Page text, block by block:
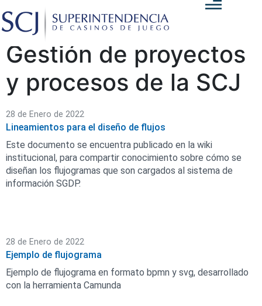
Gestión de proyectos
y procesos de la SCJ
28 de Enero de 2022
Lineamientos para el diseño de flujos
Este documento se encuentra publicado en la wiki
institucional, para compartir conocimiento sobre cómo se
diseñan los flujogramas que son cargados al sistema de
información SGDP.
28 de Enero de 2022
Ejemplo de flujograma
Ejemplo de flujograma en formato bpmn y svg, desarrollado
con la herramienta Camunda